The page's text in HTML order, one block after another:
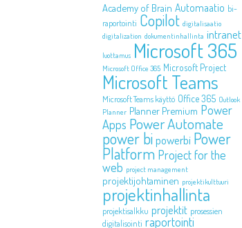
Academy of Brain Automaatio bi-
raportointi Copilot digitalisaatio
digitalization dokumentinhallinta intranet
luottamus Microsoft 365
Microsoft Office 365 Microsoft Project
Microsoft Teams
Microsoft Teams käyttö Office 365 Outlook
Planner Planner Premium Power
Apps Power Automate
power bipowerbi Power
Platform Project for the
web project management
projektijohtaminen projektikulttuuri
projektinhallinta
projektisalkku projektit prosessien
digitalisointi raportointi